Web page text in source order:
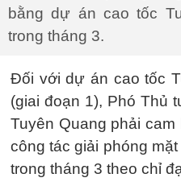
bằng dự án cao tốc
trong tháng 3.
Đối với dự án cao tốc
(giai đoạn 1), Phó Thủ
Tuyên Quang phải
công tác giải phóng
trong tháng 3 theo chỉ